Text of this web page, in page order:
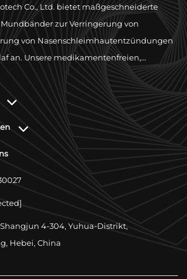
Co., Ltd. bietet maßgeschneiderte
zur Verringerung von
von Nasenschleimhautentzündungen
an. Unsere medikamentenfreien,
Materialien und globaler
zu verbessern.
4-304, Yuhua-Distrikt,
Hebei, China